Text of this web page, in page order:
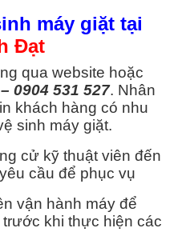
máy giặt tại
Đạt
qua website hoặc
0904 531 527. Nhân
khách hàng có nhu
sinh máy giặt.
cử kỹ thuật viên đến
cầu để phục vụ
vận hành máy để
khi thực hiện các